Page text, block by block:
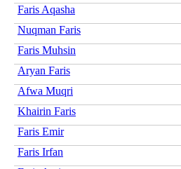
Faris Aqasha
Nuqman Faris
Faris Muhsin
Aryan Faris
Afwa Muqri
Khairin Faris
Faris Emir
Faris Irfan